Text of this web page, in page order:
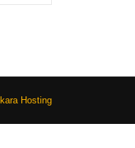
Hosting